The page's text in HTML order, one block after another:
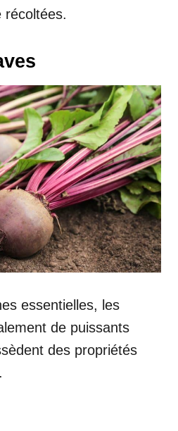
récoltées.
essentielles, les
de puissants
des propriétés